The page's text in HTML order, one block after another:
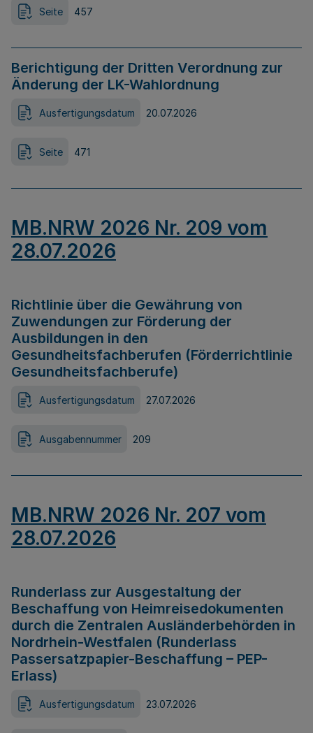
Seite 457
Berichtigung der Dritten Verordnung zur
Änderung der LK-Wahlordnung
Ausfertigungsdatum 20.07.2026
Seite 471
MB.NRW 2026 Nr. 209 vom
28.07.2026
Richtlinie über die Gewährung von
Zuwendungen zur Förderung der
Ausbildungen in den
Gesundheitsfachberufen (Förderrichtlinie
Gesundheitsfachberufe)
Ausfertigungsdatum 27.07.2026
Ausgabennummer 209
MB.NRW 2026 Nr. 207 vom
28.07.2026
Runderlass zur Ausgestaltung der
Beschaffung von Heimreisedokumenten
durch die Zentralen Ausländerbehörden in
Nordrhein-Westfalen (Runderlass
Passersatzpapier-Beschaffung – PEP-
Erlass)
Ausfertigungsdatum 23.07.2026